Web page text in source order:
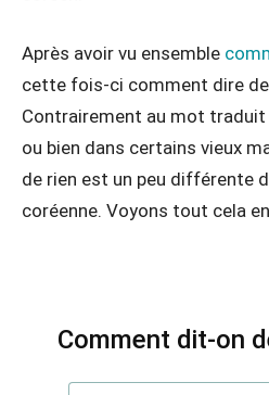
Après avoir vu ensemble
cette fois-ci comment dire de
Contrairement au mot
ou bien dans certains vieux
de rien est un peu différente
coréenne. Voyons tout cela
Comment dit-on